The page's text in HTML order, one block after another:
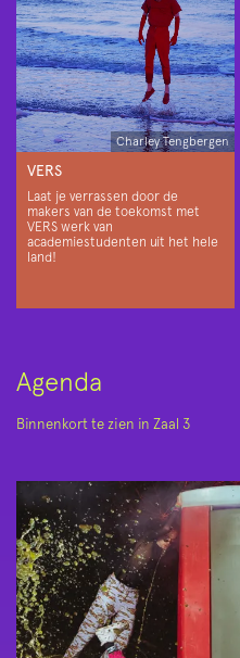
Charley Tengbergen
VERS
Laat je verrassen door de
makers van de toekomst met
VERS werk van
academiestudenten uit het hele
land!
Agenda
Binnenkort te zien in Zaal 3